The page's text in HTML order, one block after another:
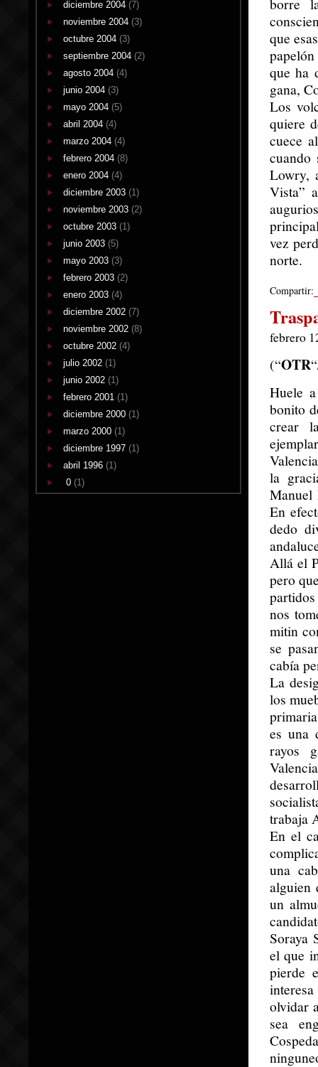
diciembre 2004 (7)
noviembre 2004 (3)
octubre 2004 (3)
septiembre 2004 (2)
agosto 2004 (4)
junio 2004 (3)
mayo 2004 (5)
abril 2004 (4)
marzo 2004 (4)
febrero 2004 (8)
enero 2004 (4)
diciembre 2003 (1)
noviembre 2003 (2)
octubre 2003 (1)
junio 2003 (5)
mayo 2003 (3)
febrero 2003 (2)
enero 2003 (4)
diciembre 2002 (7)
noviembre 2002 (8)
octubre 2002 (4)
julio 2002 (1)
junio 2002 (1)
febrero 2001 (1)
diciembre 2000 (1)
marzo 2000 (1)
diciembre 1997 (1)
abril 1996 (1)
0 (1)
que
que ha
gana,
Los
quiere
cuece
cuando
Lowry,
Vista”
vez
norte.
Compartir:
febrero
(“OTR
Huele
bonito
crear
la
Manuel
En
dedo
Allá el
pero
nos
mitin
se
cabía
La
los
es una
rayos
trabaja
En el
una
alguien
un
Soraya
el que
pierde
olvidar
sea